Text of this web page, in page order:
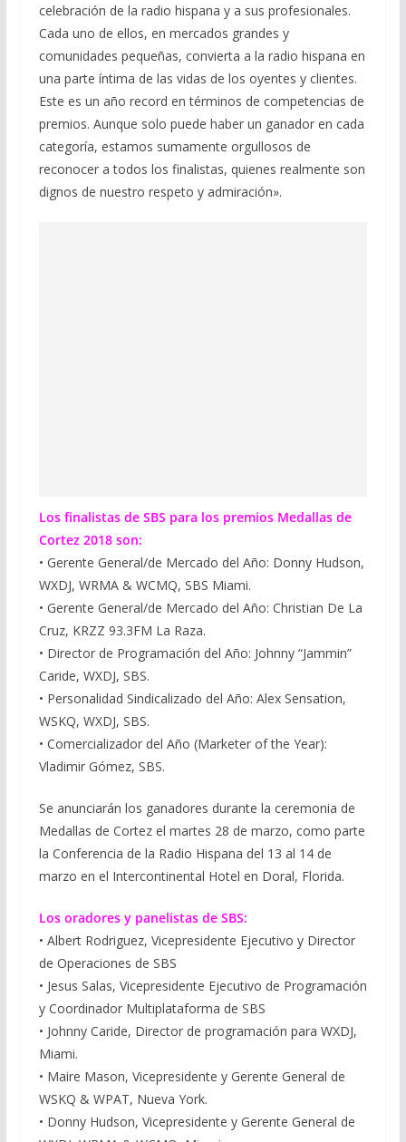
celebración de la radio hispana y a sus profesionales.
Cada uno de ellos, en mercados grandes y
comunidades pequeñas, convierta a la radio hispana en
una parte íntima de las vidas de los oyentes y clientes.
Este es un año record en términos de competencias de
premios. Aunque solo puede haber un ganador en cada
categoría, estamos sumamente orgullosos de
reconocer a todos los finalistas, quienes realmente son
dignos de nuestro respeto y admiración».
Los finalistas de SBS para los premios Medallas de
Cortez 2018 son:
• Gerente General/de Mercado del Año: Donny Hudson,
WXDJ, WRMA & WCMQ, SBS Miami.
• Gerente General/de Mercado del Año: Christian De La
Cruz, KRZZ 93.3FM La Raza.
• Director de Programación del Año: Johnny “Jammin”
Caride, WXDJ, SBS.
• Personalidad Sindicalizado del Año: Alex Sensation,
WSKQ, WXDJ, SBS.
• Comercializador del Año (Marketer of the Year):
Vladimir Gómez, SBS.
Se anunciarán los ganadores durante la ceremonia de
Medallas de Cortez el martes 28 de marzo, como parte
la Conferencia de la Radio Hispana del 13 al 14 de
marzo en el Intercontinental Hotel en Doral, Florida.
Los oradores y panelistas de SBS:
• Albert Rodriguez, Vicepresidente Ejecutivo y Director
de Operaciones de SBS
• Jesus Salas, Vicepresidente Ejecutivo de Programación
y Coordinador Multiplataforma de SBS
• Johnny Caride, Director de programación para WXDJ,
Miami.
• Maire Mason, Vicepresidente y Gerente General de
WSKQ & WPAT, Nueva York.
• Donny Hudson, Vicepresidente y Gerente General de